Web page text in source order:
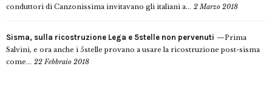
conduttori di Canzonissima invitavano gli italiani a... 2 Marzo 2018
Sisma, sulla ricostruzione Lega e 5stelle non pervenuti
Prima
Salvini, e ora anche i 5stelle provano a usare la ricostruzione post-sisma
come... 22 Febbraio 2018